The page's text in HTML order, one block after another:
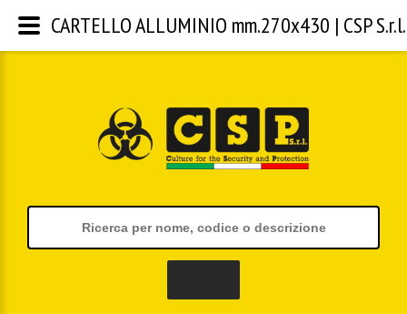
CARTELLO ALLUMINIO mm.270x430 | CSP S.r.l.